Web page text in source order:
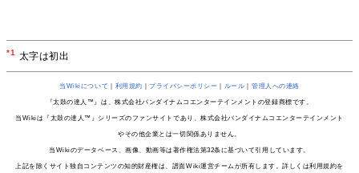
*1 太字は初出
当Wikiについて 利用規約 ｜プライバシーポリシー ルール ｜管理人への連絡
『太鼓の達人™』は、株式会社バンダイナムコエンターテインメントの登録商標です。
当Wikiは『太鼓の達人™』シリーズのファンサイトであり、株式会社バンダイナムコエンターテインメント
やその他企業とは一切関係ありません。
当Wikiのデータベース、画像、動画等は著作権法第32条に基づいて引用しています。
上記を除くサイト独自コンテンツの知的財産権は、譜面Wiki運営チームが所有します。詳しくは利用規約を